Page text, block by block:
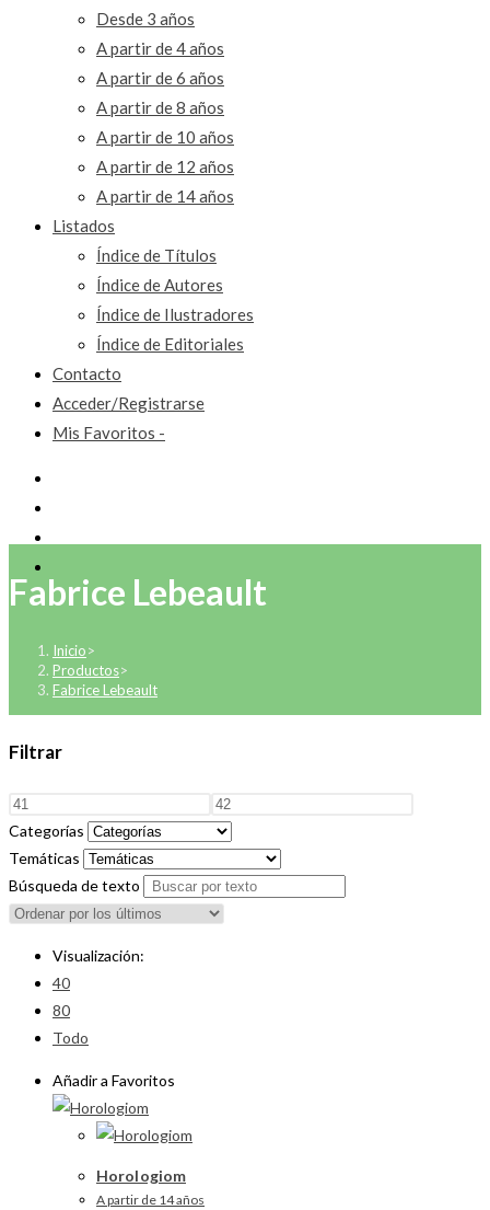
Desde 3 años
A partir de 4 años
A partir de 6 años
A partir de 8 años
A partir de 10 años
A partir de 12 años
A partir de 14 años
Listados
Índice de Títulos
Índice de Autores
Índice de Ilustradores
Índice de Editoriales
Contacto
Acceder/Registrarse
Mis Favoritos -
Fabrice Lebeault
Inicio>
Productos>
Fabrice Lebeault
Filtrar
Categorías
Temáticas
Búsqueda de texto
Visualización:
40
80
Todo
Añadir a Favoritos
Horologiom
A partir de 14 años